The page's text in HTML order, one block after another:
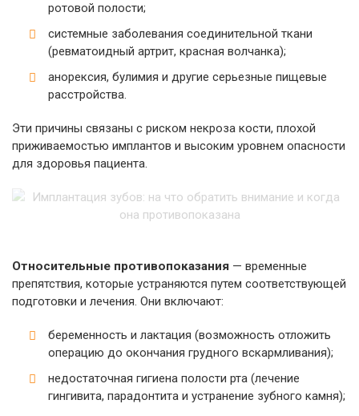
ротовой полости;
системные заболевания соединительной ткани
(ревматоидный артрит, красная волчанка);
анорексия, булимия и другие серьезные пищевые
расстройства.
Эти причины связаны с риском некроза кости, плохой
приживаемостью имплантов и высоким уровнем опасности
для здоровья пациента.
Относительные противопоказания — временные
препятствия, которые устраняются путем соответствующей
подготовки и лечения. Они включают:
беременность и лактация (возможность отложить
операцию до окончания грудного вскармливания);
недостаточная гигиена полости рта (лечение
гингивита, парадонтита и устранение зубного камня);